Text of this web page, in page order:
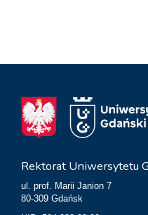
Rektorat Uniwersytetu
ul. prof. Marii Janion 7
80-309 Gdańsk